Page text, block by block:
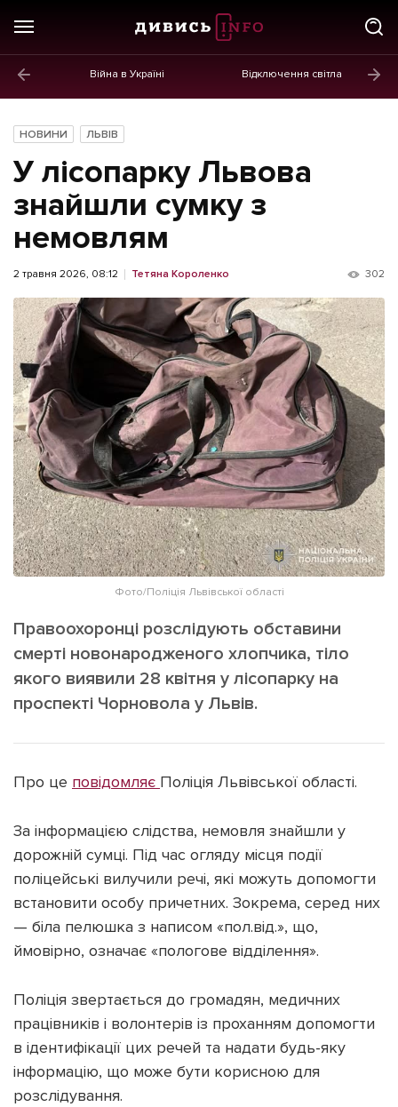
Війна в Україні Відключення світла
Новини
Політика
Економіка
Бізнес
Життя
Культура
Афіша
ІНШЕ
Інтерв'ю
Картки
Репортаж
Розслідування
Погляди
Прес-релізи
Фото/Відео
Made in Lviv
Зв'язатися з нами
[email protected] Реклама на сайті
Політика конфіденційності
Наші соц мережі
Підтримати dyvys.info
НОВИНИ ЛЬВІВ
У лісопарку Львова
знайшли сумку з
немовлям
2 травня 2026, 08:12 Тетяна Короленко 302
Фото/Поліція Львівської області
Правоохоронці розслідують обставини
смерті новонародженого хлопчика, тіло
якого виявили 28 квітня у лісопарку на
проспекті Чорновола у Львів.
Про це повідомляє Поліція Львівської області.
За інформацією слідства, немовля знайшли у
дорожній сумці. Під час огляду місця події
поліцейські вилучили речі, які можуть допомогти
встановити особу причетних. Зокрема, серед них
— біла пелюшка з написом «пол.від.», що,
ймовірно, означає «пологове відділення».
Поліція звертається до громадян, медичних
працівників і волонтерів із проханням допомогти
в ідентифікації цих речей та надати будь-яку
інформацію, що може бути корисною для
розслідування.